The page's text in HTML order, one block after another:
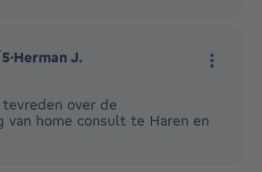
·Herman J.
over de
van home consult te Haren en